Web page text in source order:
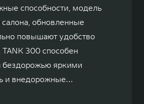
способности, модель
обновленные
повышают удобство
300 способен
бездорожью яркими
и внедорожные
дорог.